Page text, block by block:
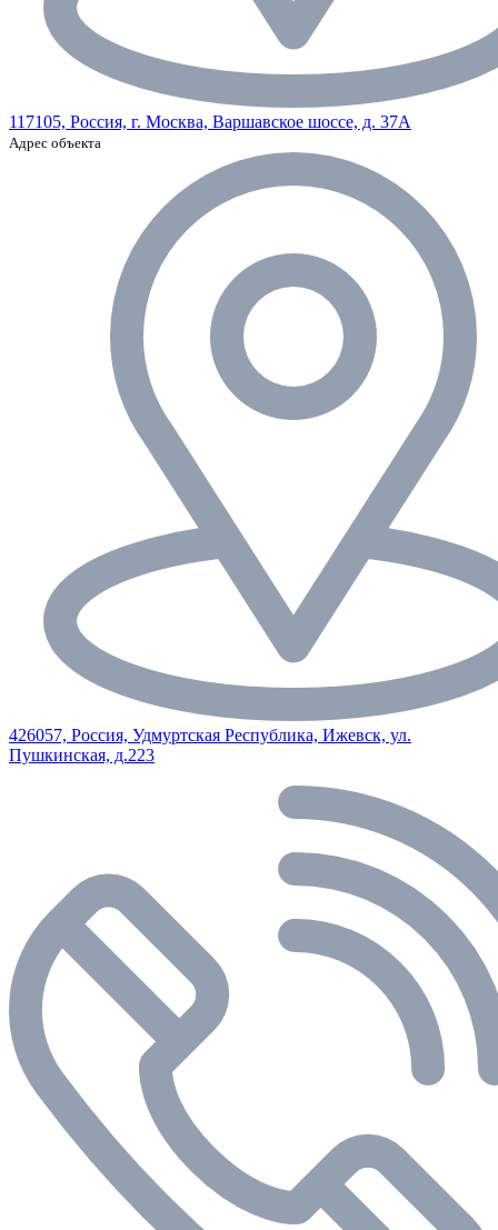
117105, Россия, г. Москва, Варшавское шоссе, д. 37А
Адрес объекта
426057, Россия, Удмуртская Республика, Ижевск, ул.
Пушкинская, д.223